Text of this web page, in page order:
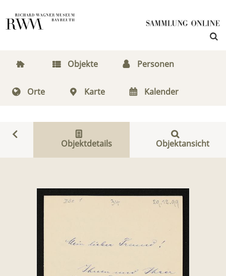
Objekte Personen
Orte Karte Kalender
Objektdetails Objektansicht